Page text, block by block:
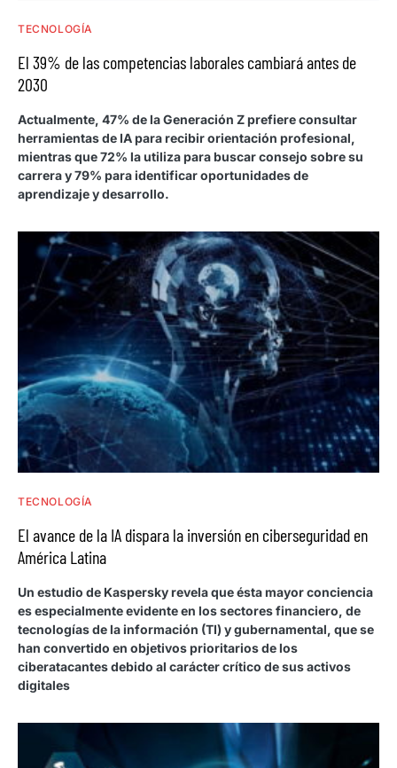
TECNOLOGÍA
El 39% de las competencias laborales cambiará antes de
2030
Actualmente, 47% de la Generación Z prefiere consultar
herramientas de IA para recibir orientación profesional,
mientras que 72% la utiliza para buscar consejo sobre su
carrera y 79% para identificar oportunidades de
aprendizaje y desarrollo.
TECNOLOGÍA
El avance de la IA dispara la inversión en ciberseguridad en
América Latina
Un estudio de Kaspersky revela que ésta mayor conciencia
es especialmente evidente en los sectores financiero, de
tecnologías de la información (TI) y gubernamental, que se
han convertido en objetivos prioritarios de los
ciberatacantes debido al carácter crítico de sus activos
digitales